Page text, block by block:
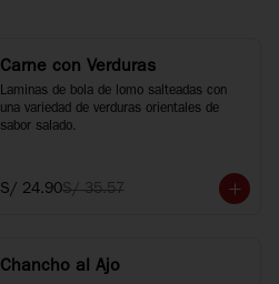
Carne con Verduras
Laminas de bola de lomo salteadas con
una variedad de verduras orientales de
sabor salado.
S/ 24.90S/ 35.57
Chancho al Ajo